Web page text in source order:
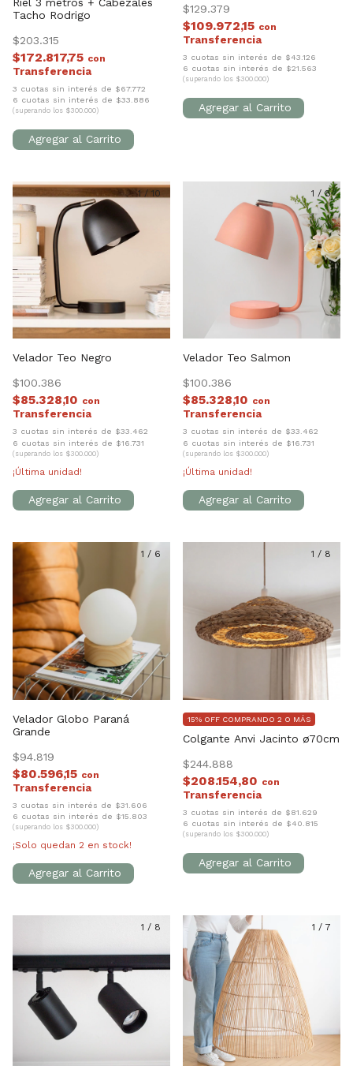
Tacho Rodrigo
$203.315
$172.817,75 con
3 cuotas sin interés de $67.772
6 cuotas sin interés de $33.886
(superando los $300.000)
$129.379
$109.972,15 con
3 cuotas sin interés de $43.126
6 cuotas sin interés de $21.563
(superando los $300.000)
1 / 10
Velador Teo Negro
$100.386
$85.328,10 con
3 cuotas sin interés de $33.462
6 cuotas sin interés de $16.731
(superando los $300.000)
¡Última unidad!
1 /8
Velador Teo Salmon
$100.386
$85.328,10 con
3 cuotas sin interés de $33.462
6 cuotas sin interés de $16.731
(superando los $300.000)
¡Última unidad!
1 / 6
Velador Globo Paraná
Grande
$94.819
$80.596,15 con
3 cuotas sin interés de $31.606
6 cuotas sin interés de $15.803
(superando los $300.000)
¡Solo quedan 2 en stock!
1 / 8
Colgante Anvi Jacinto ø70cm
$244.888
15% OFF COMPRANDO 2 O MÁS
$208.154,80 con
3 cuotas sin interés de $81.629
6 cuotas sin interés de $40.815
(superando los $300.000)
1 / 8 1 / 7